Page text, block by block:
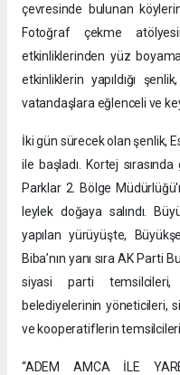
çevresinde bulunan
Fotoğraf çekme
etkinliklerinden yüz
etkinliklerin yapıldığı
vatandaşlara eğlenceli ve
İki gün sürecek olan şenlik,
ile başladı. Kortej
Parklar 2. Bölge
leylek doğaya salındı.
yapılan yürüyüşte,
Biba’nın yanı sıra AK Parti
siyasi parti
belediyelerinin yöneticileri,
ve kooperatiflerin
“ADEM AMCA İLE